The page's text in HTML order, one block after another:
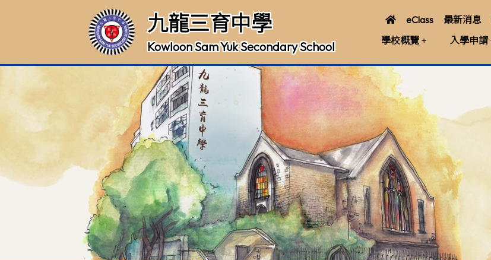
九龍三育中學
Kowloon Sam Yuk Secondary School
eClass 最新消息
學校概覽
入學申請